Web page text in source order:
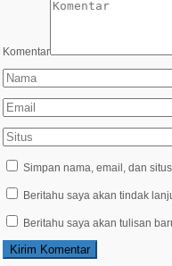
Komentar
Simpan nama, email, dan
Beritahu saya akan tindak
Beritahu saya akan tulisan